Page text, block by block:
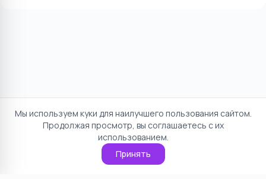
Мы используем куки для наилучшего пользования сайтом.
Продолжая просмотр, вы соглашаетесь с их
использованием.
Принять